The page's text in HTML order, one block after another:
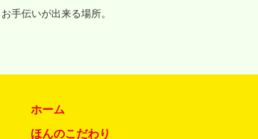
手伝いが出来る場所。
ホーム
ほんのこだわり